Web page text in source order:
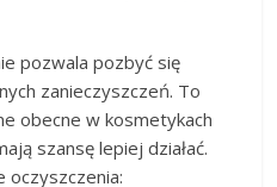
pozwala pozbyć się
zanieczyszczeń. To
obecne w kosmetykach
szansę lepiej działać.
oczyszczenia: